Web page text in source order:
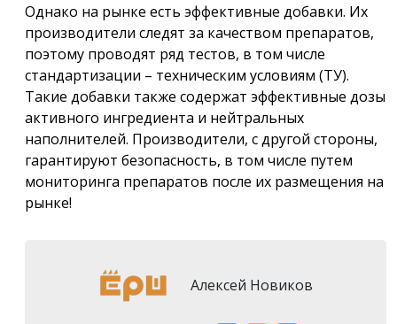
Однако на рынке есть эффективные добавки. Их
производители следят за качеством препаратов,
поэтому проводят ряд тестов, в том числе
стандартизации – техническим условиям (ТУ).
Такие добавки также содержат эффективные дозы
активного ингредиента и нейтральных
наполнителей. Производители, с другой стороны,
гарантируют безопасность, в том числе путем
мониторинга препаратов после их размещения на
рынке!
Алексей Новиков